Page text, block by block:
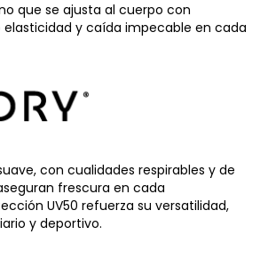
que se ajusta al cuerpo con
elasticidad y caída impecable en cada
con cualidades respirables y de
frescura en cada
UV50 refuerza su versatilidad,
y deportivo.